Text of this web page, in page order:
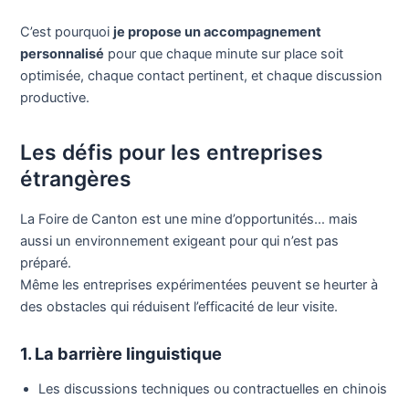
C’est pourquoije propose un accompagnement
personnalisé pour que chaque minute sur place soit
optimisée, chaque contact pertinent, et chaque discussion
productive.
Les défis pour les entreprises
étrangères
La Foire de Canton est une mine d’opportunités… mais
aussi un environnement exigeant pour qui n’est pas
préparé.
Même les entreprises expérimentées peuvent se heurter à
des obstacles qui réduisent l’efficacité de leur visite.
1. La barrière linguistique
Les discussions techniques ou contractuelles en chinois